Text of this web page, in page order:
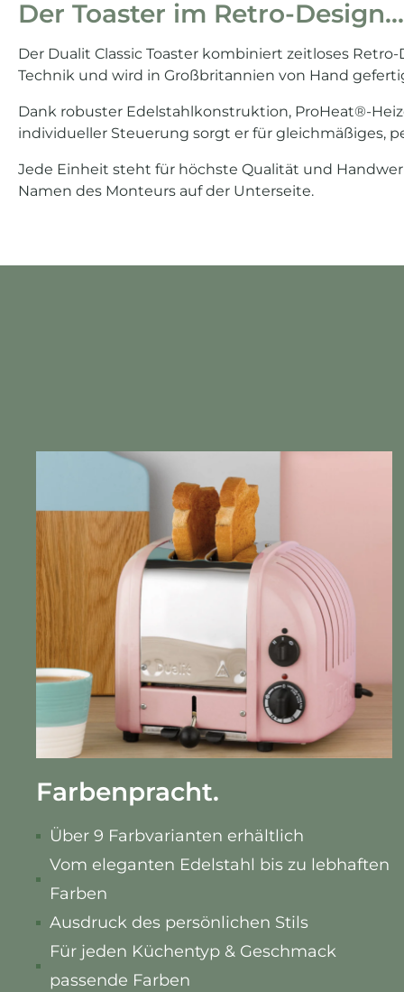
Der Toaster im Retro-Design...
Der Dualit Classic Toaster kombiniert zeitloses
Technik und wird in Großbritannien von Hand
Dank robuster Edelstahlkonstruktion, ProHeat®-
individueller Steuerung sorgt er für gleichmäßiges,
Jede Einheit steht für höchste Qualität und
Namen des Monteurs auf der Unterseite.
Farbenpracht.
Über 9 Farbvarianten erhältlich
Vom eleganten Edelstahl bis zu lebhaften
Farben
Ausdruck des persönlichen Stils
Für jeden Küchentyp & Geschmack
passende Farben